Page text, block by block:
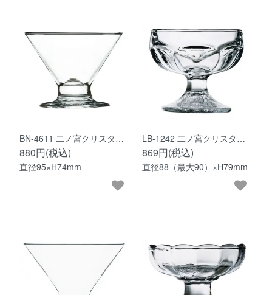
BN-4611 二ノ宮クリスタ…
880円(税込)
直径95×H74mm
LB-1242 二ノ宮クリスタ…
869円(税込)
直径88（最大90）×H79mm